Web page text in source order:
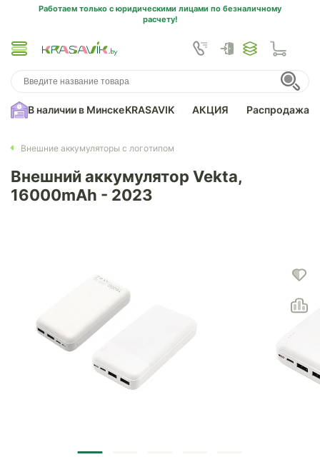
Работаем только с юридическими лицами по безналичному
расчету!
В наличии в МинскеKRASAVIK АКЦИЯ Распродажа
Внешние аккумуляторы с логотипом
Внешний аккумулятор Vekta,
16000mAh - 2023